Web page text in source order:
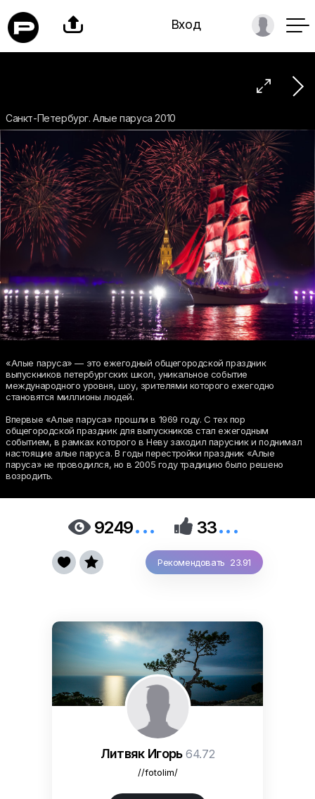
 Вход

Санкт-Петербург. Алые паруса 2010
«Алые паруса» — это ежегодный общегородской праздник
выпускников петербургских школ, уникальное событие
международного уровня, шоу, зрителями которого ежегодно
становятся миллионы людей.
Впервые «Алые паруса» прошли в 1969 году. С тех пор
общегородской праздник для выпускников стал ежегодным
событием, в рамках которого в Неву заходил парусник и поднимал
настоящие алые паруса. В годы перестройки праздник «Алые
паруса» не проводился, но в 2005 году традицию было решено
возродить.
 9249...  33...
Рекомендовать 23.91
 
Литвяк Игорь 64.72
//fotolim/